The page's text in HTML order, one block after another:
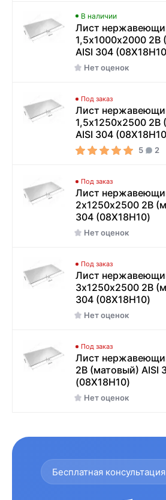
В наличии
Лист
1,5х1000х2000 2B
AISI 304
Нет оценок
Под заказ
Лист
1,5х1250х2500 2B
AISI 304
5 2
Под заказ
Лист
2х1250х2500 2B
304 (08Х18Н10)
Нет оценок
Под заказ
Лист
3х1250х2500 2B
304 (08Х18Н10)
Нет оценок
Под заказ
Лист
2B (матовый) AISI
(08Х18Н10)
Нет оценок
Бесплатная консультация